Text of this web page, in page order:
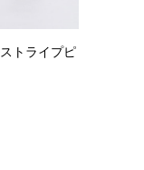
トライプピ